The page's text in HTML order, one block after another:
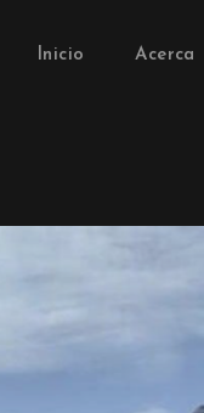
Inicio Acerca